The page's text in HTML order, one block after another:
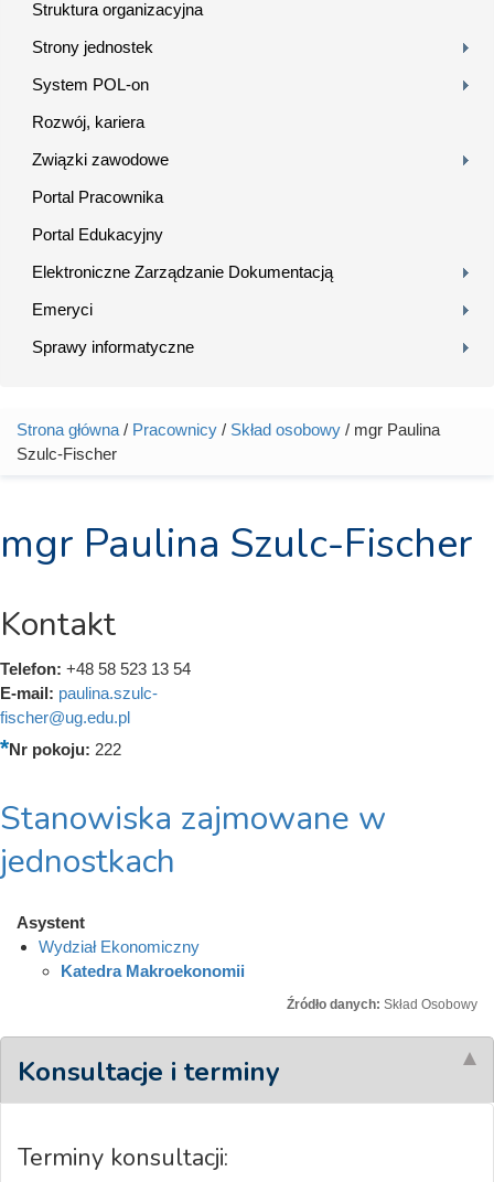
Struktura organizacyjna
Strony jednostek
System POL-on
Rozwój, kariera
Związki zawodowe
Portal Pracownika
Portal Edukacyjny
Elektroniczne Zarządzanie Dokumentacją
Emeryci
Sprawy informatyczne
Jesteś tutaj
Strona główna / Pracownicy / Skład osobowy / mgr Paulina
Szulc-Fischer
mgr Paulina Szulc-Fischer
Kontakt
Telefon: +48 58 523 13 54
E-mail: paulina.szulc-
fischer@ug.edu.pl
Nr pokoju: 222
Stanowiska zajmowane w
jednostkach
Asystent
Wydział Ekonomiczny
Katedra Makroekonomii
Źródło danych: Skład Osobowy
Konsultacje i terminy
Terminy konsultacji: